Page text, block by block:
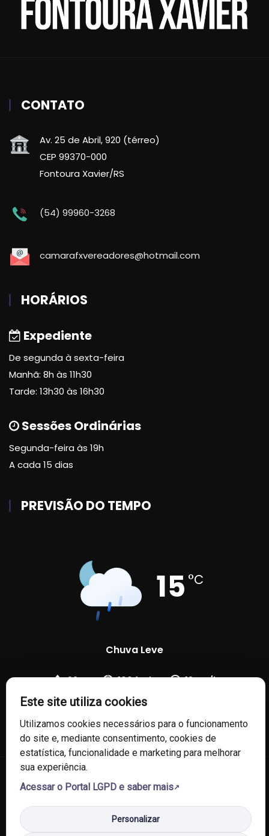
CONTATO
Av. 25 de Abril, 920 (térreo)
CEP 99370-000
Fontoura Xavier/RS
(54) 99960-3268
camarafxvereadores@hotmail.com
HORÁRIOS
Expediente
De segunda à sexta-feira
Manhã: 8h às 11h30
Tarde: 13h30 às 16h30
Sessões Ordinárias
Segunda-feira às 19h
A cada 15 dias
PREVISÃO DO TEMPO
15 °C
Chuva Leve
92 % 1004 mb 18 Km/h
© 2026 Câmara de Vereadores de Fontoura Xavier/RS. Todos os
Política de Privacidade Política de Cookies
Este site utiliza cookies
Utilizamos cookies necessários para o funcionamento
do site e, mediante consentimento, cookies de
estatística, funcionalidade e marketing para melhorar
sua experiência.
Acessar o Portal LGPD e saber mais
Personalizar